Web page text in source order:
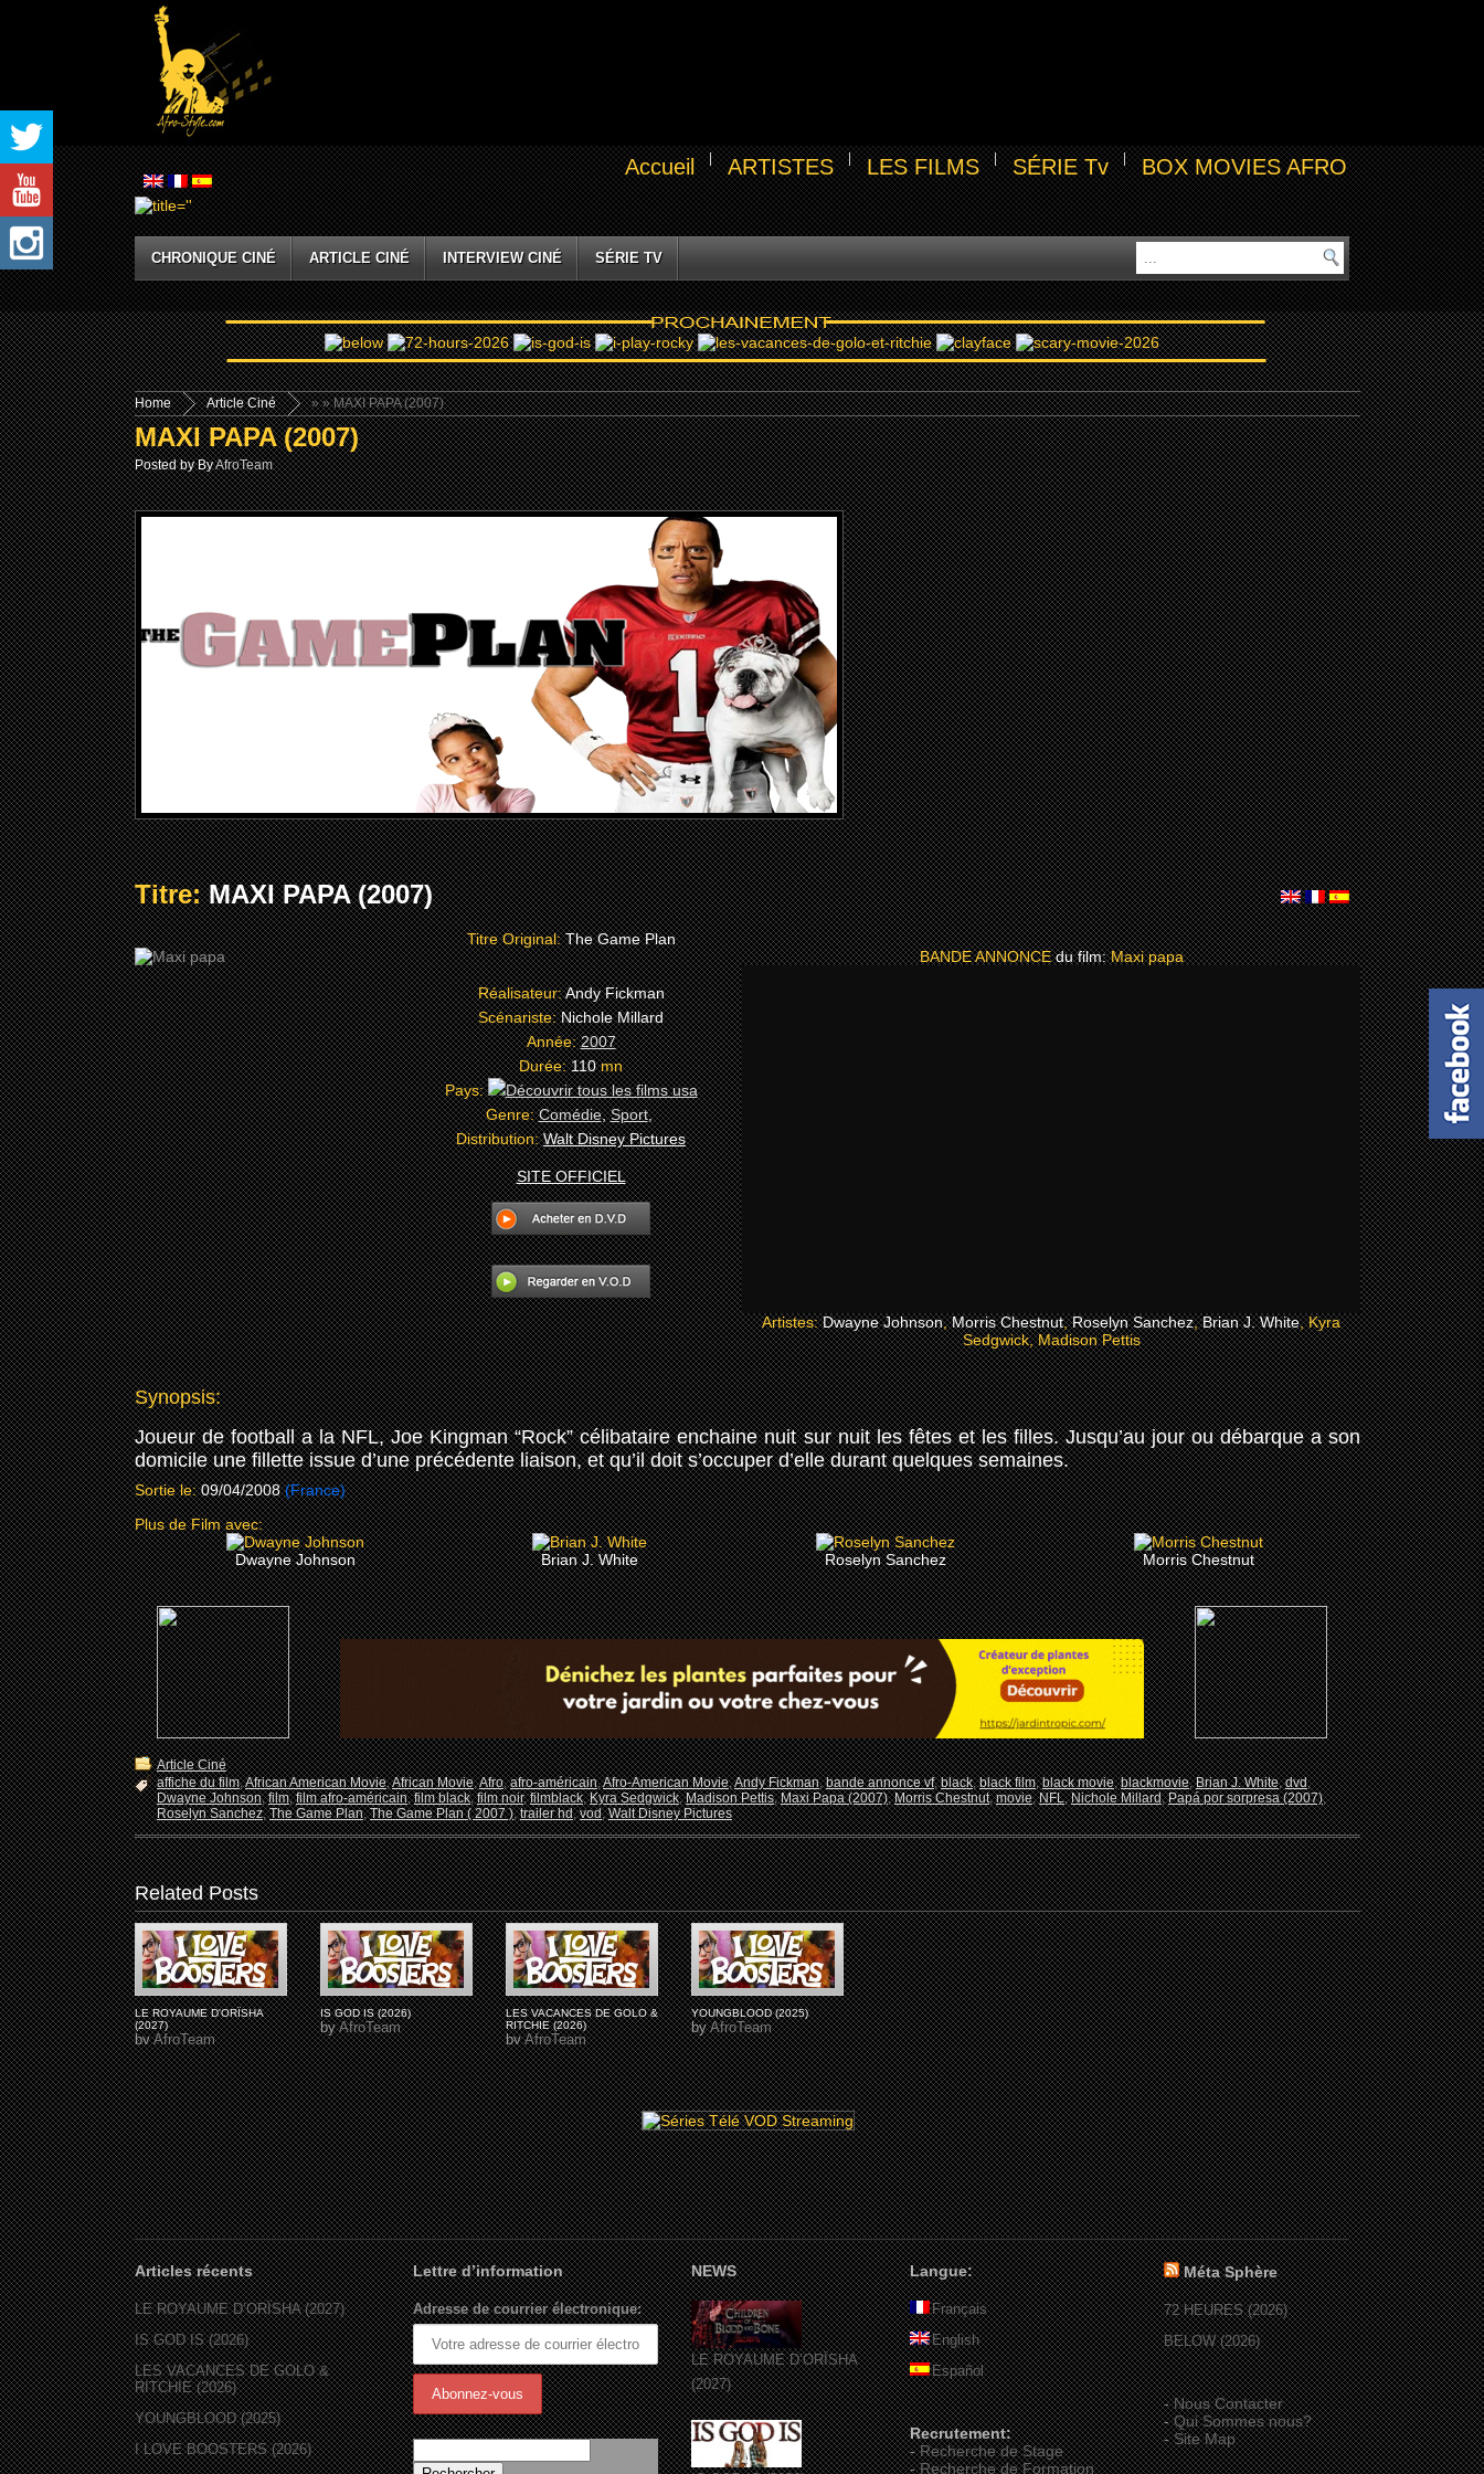
Accueil ARTISTES LES FILMS SÉRIE Tv BOX MOVIES AFRO
CHRONIQUE CINÉ ARTICLE CINÉ INTERVIEW CINÉ SÉRIE TV
Home »
Article Ciné » MAXI PAPA (2007)
MAXI PAPA (2007)
Posted by ByAfroTeam
Titre:MAXI PAPA (2007)
Titre Original:The Game Plan
Réalisateur:Andy Fickman
Scénariste:Nichole Millard
Année:2007
Durée:110mn
Pays:
Genre:Comédie,Sport,
Distribution:Walt Disney Pictures
SITE OFFICIEL
BANDE ANNONCE du film: Maxi papa
Artistes:Dwayne Johnson,Morris Chestnut,Roselyn Sanchez,Brian J. White, Kyra
Sedgwick, Madison Pettis
Synopsis:
Joueur de football a la NFL, Joe Kingman “Rock” célibataire enchaine nuit sur nuit les fêtes et les filles. Jusqu’au jour ou débarque a son
domicile une fillette issue d’une précédente liaison, et qu’il doit s’occuper d’elle durant quelques semaines.
Sortie le: 09/04/2008 (France)
Plus de Film avec:
Dwayne Johnson
Brian J. White Roselyn Sanchez Morris Chestnut
Article Ciné
affiche du film,African American Movie,African Movie,Afro,afro-américain,Afro-American Movie,Andy Fickman,bande annonce vf,black,black film,black movie,blackmovie,Brian J. White,dvd,
Dwayne Johnson,film,film afro-américain,film black,film noir,filmblack,Kyra Sedgwick,Madison Pettis,Maxi Papa (2007),Morris Chestnut,movie,NFL,Nichole Millard,Papá por sorpresa (2007),
Roselyn Sanchez,The Game Plan,The Game Plan ( 2007 ),trailer hd,vod,Walt Disney Pictures
Related Posts
LE ROYAUME D'ORÏSHA
(2027)
byAfroTeam
IS GOD IS (2026)
byAfroTeam
LES VACANCES DE GOLO &
RITCHIE (2026)
byAfroTeam
YOUNGBLOOD (2025)
byAfroTeam
Articles récents
LE ROYAUME D’ORÏSHA (2027)
IS GOD IS (2026)
LES VACANCES DE GOLO &
RITCHIE (2026)
YOUNGBLOOD (2025)
I LOVE BOOSTERS (2026)
Lettre d’information
Adresse de courrier électronique:
NEWS
LE ROYAUME D’ORÏSHA
(2027)
Langue:
Français
English
Español
Recrutement:
-Recherche de Stage
-Recherche de Formation
Méta Sphère
72 HEURES (2026)
BELOW (2026)
-Nous Contacter
-Qui Sommes nous?
-Site Map